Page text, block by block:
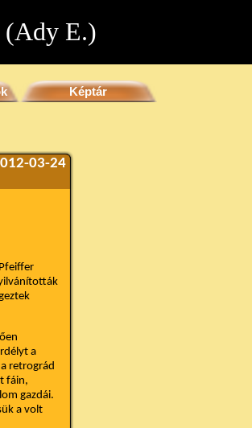
(Ady E.)
Képtár
03-24
a
retrográd
fáin,
gazdái.
a volt